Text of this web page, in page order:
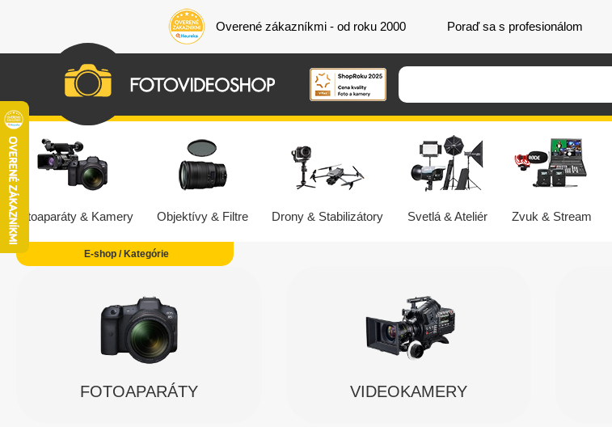
Overené zákazníkmi - od roku 2000 Poraď sa s profesionálom
Fotoaparáty & Kamery Objektívy & Filtre Drony & Stabilizátory Svetlá & Ateliér Zvuk & Stream
FOTOAPARÁTY VIDEOKAMERY
E-shop / Kategórie